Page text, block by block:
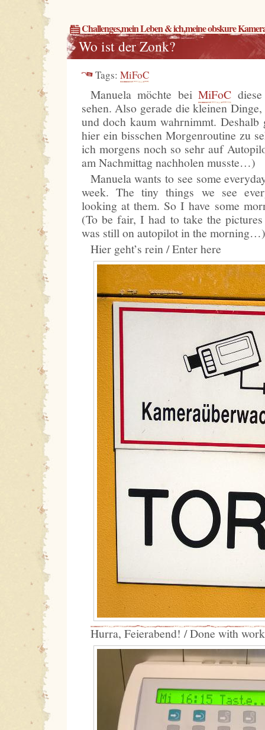
Challenges,mein Leben & ich,meine obskure
Wo ist der Zonk?
Tags: MiFoC
Manuela möchte bei MiFoC
sehen. Also gerade die kleinen
und doch kaum wahrnimmt.
hier ein bisschen Morgenroutine zu
ich morgens noch so sehr auf
am Nachmittag nachholen musste…)
Manuela wants to see some
week. The tiny things we see
looking at them. So I have some
(To be fair, I had to take the
was still on autopilot in the morning…)
Hier geht’s rein / Enter here
Hurra, Feierabend! / Done with